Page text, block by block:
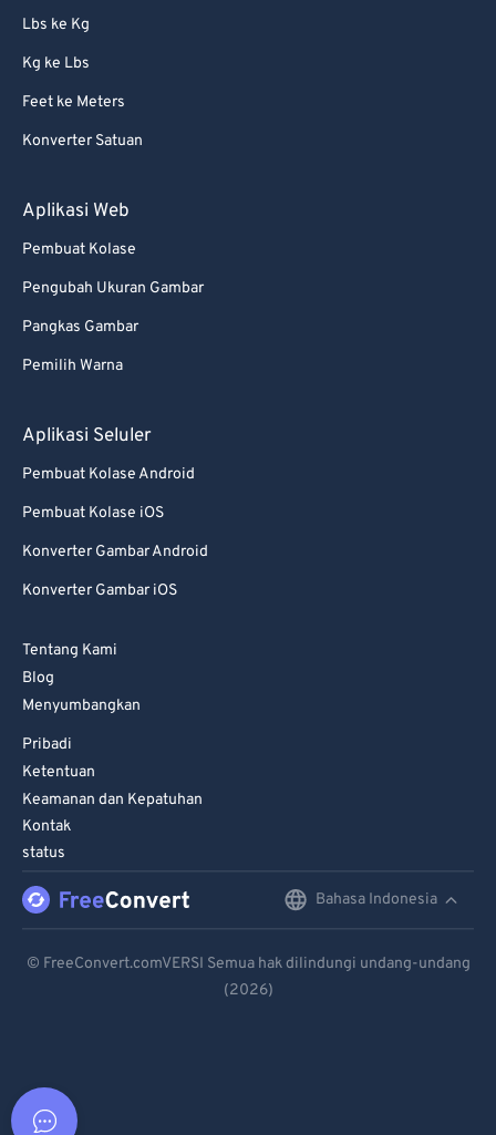
Lbs ke Kg
Kg ke Lbs
Feet ke Meters
Konverter Satuan
Aplikasi Web
Pembuat Kolase
Pengubah Ukuran Gambar
Pangkas Gambar
Pemilih Warna
Aplikasi Seluler
Pembuat Kolase Android
Pembuat Kolase iOS
Konverter Gambar Android
Konverter Gambar iOS
Tentang Kami
Blog
Menyumbangkan
Pribadi
Ketentuan
Keamanan dan Kepatuhan
Kontak
status
Bahasa Indonesia
Español
© FreeConvert.comVERSI Semua hak dilindungi undang-undang
(2026)